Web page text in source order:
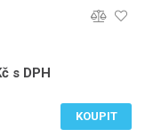
s DPH
KOUPIT